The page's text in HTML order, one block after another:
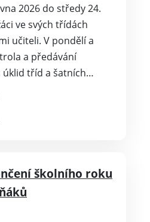
2026 do středy 24.
ve svých třídách
učiteli. V pondělí a
a předávání
úklid tříd a šatních…
školního roku